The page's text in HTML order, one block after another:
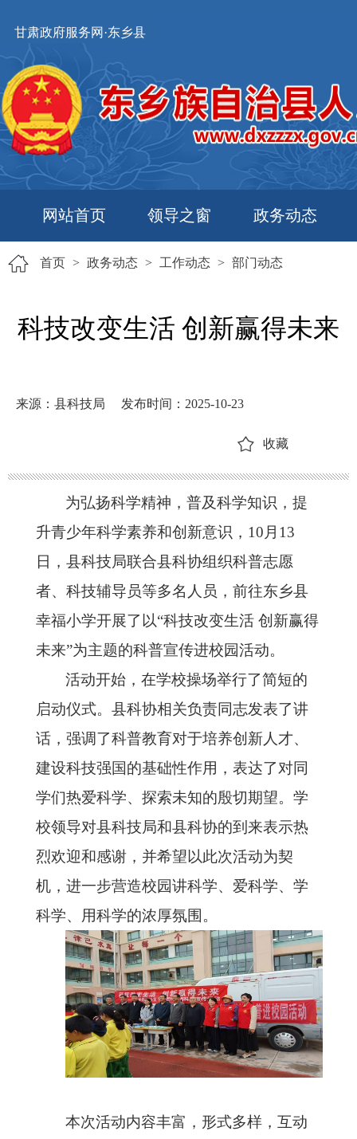
甘肃政府服务网·东乡县
网站首页 领导之窗 政务动态
首页 > 政务动态 > 工作动态 > 部门动态
科技改变生活 创新赢得未来
来源：县科技局 发布时间：2025-10-23
收藏
为弘扬科学精神，普及科学知识，提
升青少年科学素养和创新意识，10 月13
日，县科技局联合县科协组织科普志愿
者、科技辅导员等多名人员，前往东乡县
幸福小学开展了以“科技改变生活 创新赢得
未来”为主题的科普宣传进校园活动。
活动开始，在学校操场举行了简短的
启动仪式。县科协相关负责同志发表了讲
话，强调了科普教育对于培养创新人才、
建设科技强国的基础性作用，表达了对同
学们热爱科学、探索未知的殷切期望。学
校领导对县科技局和县科协的到来表示热
烈欢迎和感谢，并希望以此次活动为契
机，进一步营造校园讲科学、爱科学、学
科学、用科学的浓厚氛围。
本次活动内容丰富，形式多样，互动